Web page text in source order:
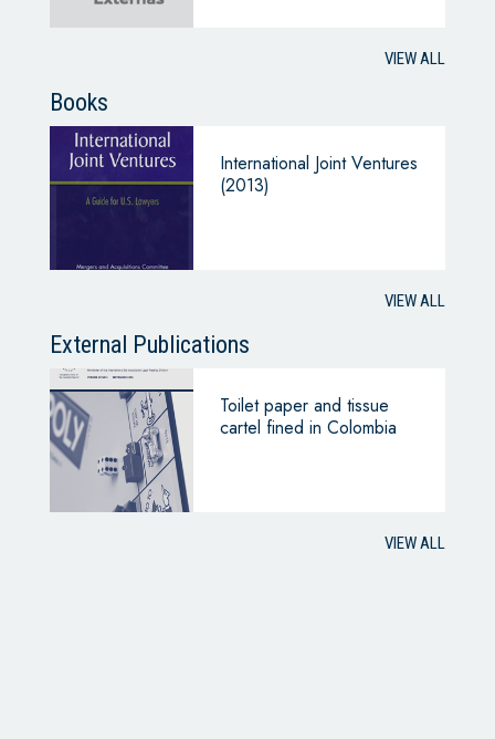
VIEW ALL
Books
International Joint Ventures
(2013)
VIEW ALL
External Publications
Toilet paper and tissue
cartel fined in Colombia
VIEW ALL